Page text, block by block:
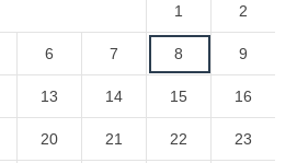
1 2
6 7 8 9
13 14 15 16
20 21 22 23